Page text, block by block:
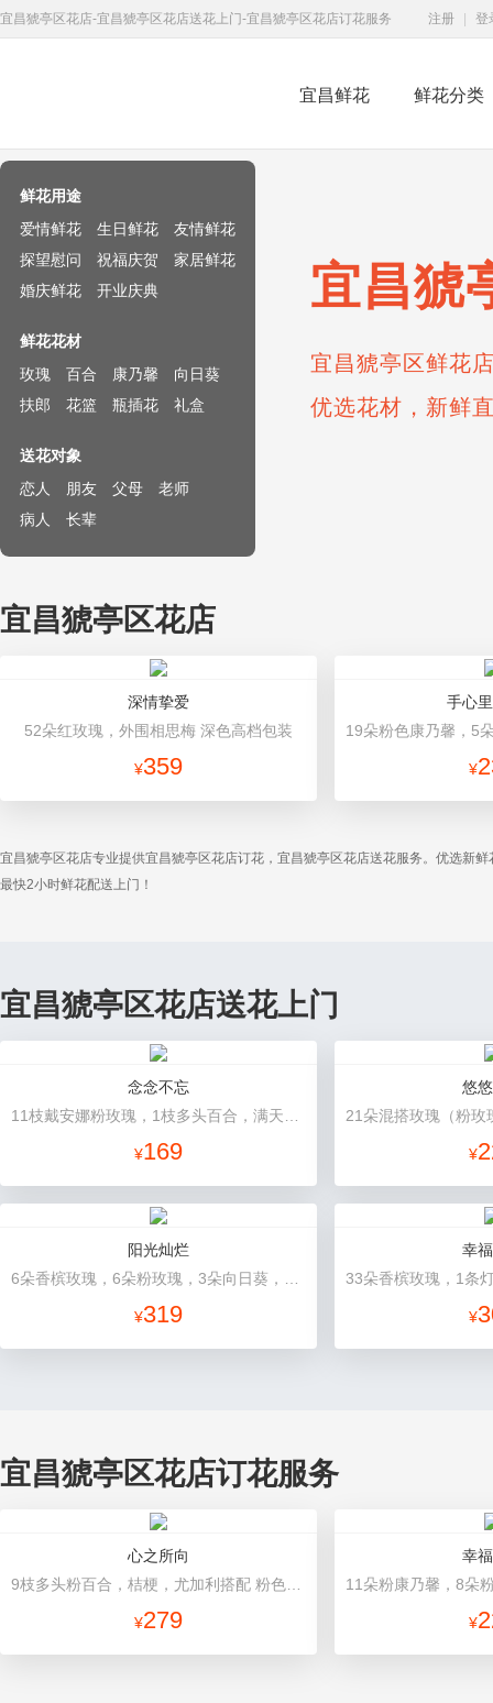
宜昌猇亭区花店-宜昌猇亭区花店送花上门-宜昌猇亭区花店订花服务 注册 登
宜昌鲜花 鲜花分类
宜昌猇
宜昌猇亭区鲜花
优选花材，新鲜
鲜花用途
爱情鲜花
生日鲜花
友情鲜花
探望慰问
祝福庆贺
家居鲜花
婚庆鲜花
开业庆典
鲜花花材
玫瑰
百合 康乃馨
向日葵
扶郎
花篮 瓶插花 礼盒
送花对象
恋人
朋友 父母
老师
病人
长辈
宜昌猇亭区花店
深情挚爱
52朵红玫瑰，外围相思梅 深色高档包装
¥359
手心
¥
宜昌猇亭区花店专业提供宜昌猇亭区花店订花，宜昌猇亭区花店送花服务。优选新
最快2小时鲜花配送上门！
宜昌猇亭区花店送花上门
念念不忘
¥169
悠
¥
阳光灿烂
¥319
幸
¥
宜昌猇亭区花店订花服务
心之所向
¥279
幸
¥